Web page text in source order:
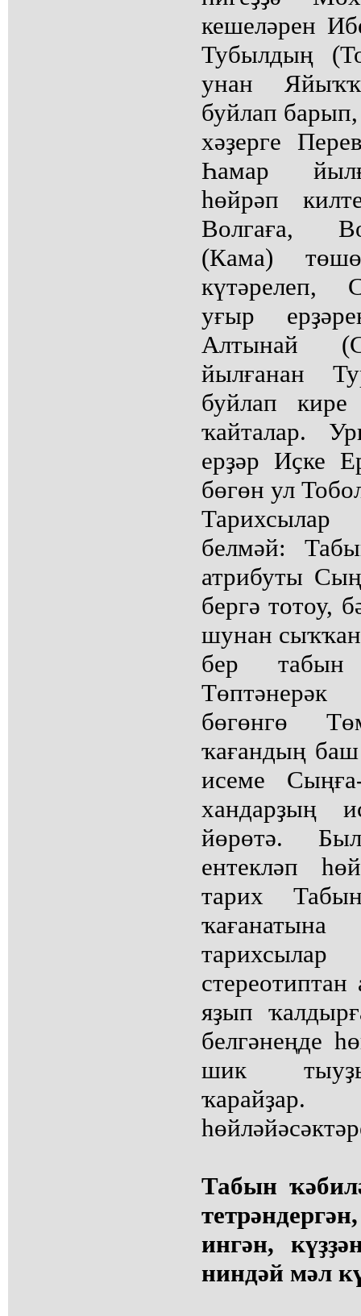
кешеләрен
Тубылдың
унан
буйлап
хәҙерге
Һамар
һөйрәп
Волгаға,
(Кама)
күтәрелеп,
уғыр
Алтынай
йылғанан
буйлап кире
ҡайталар.
ерҙәр Иҫке
бөгөн ул
белмәй:
атрибуты
бергә тотоу,
шунан
бер табын
бөгөнгө
ҡағандың
исеме
хандарҙың
йөрөтә.
ентекләп
тарих
яҙып
белгәнеңде
шик
ҡарайҙар.
Табын
ингән,
ниндәй мәл